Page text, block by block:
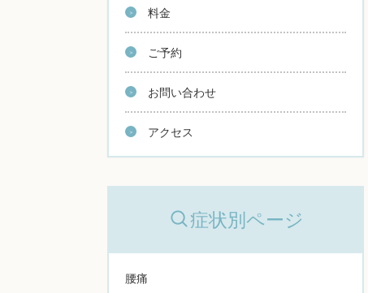
料金
ご予約
お問い合わせ
アクセス
症状別ページ
腰痛